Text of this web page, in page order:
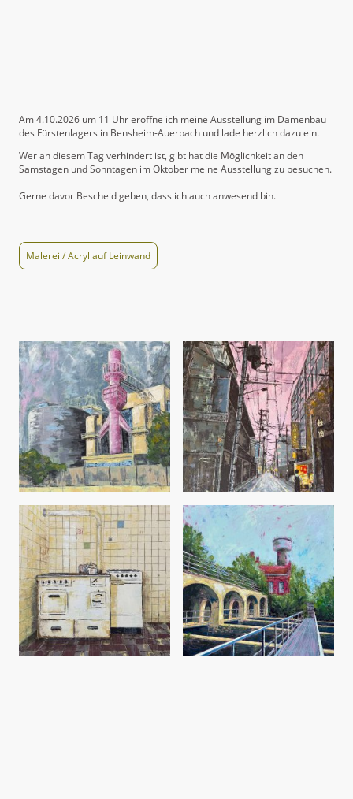
Am 4.10.2026 um 11 Uhr eröffne ich meine Ausstellung im Damenbau
des Fürstenlagers in Bensheim-Auerbach und lade herzlich dazu ein.
Wer an diesem Tag verhindert ist, gibt hat die Möglichkeit an den
Samstagen und Sonntagen im Oktober meine Ausstellung zu besuchen.
Gerne davor Bescheid geben, dass ich auch anwesend bin.
Malerei / Acryl auf Leinwand